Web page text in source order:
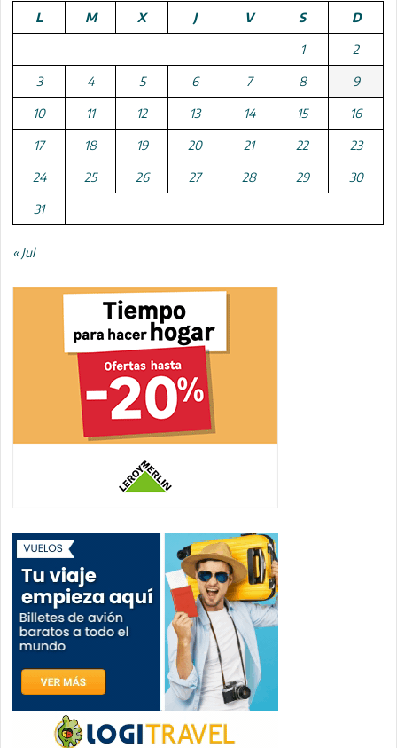
L
M X J V S D
1 2
3 4 5 6 7 8 9
10 11 12 13 14 15 16
17 18 19 20 21 22 23
24 25 26 27 28 29 30
31
« Jul